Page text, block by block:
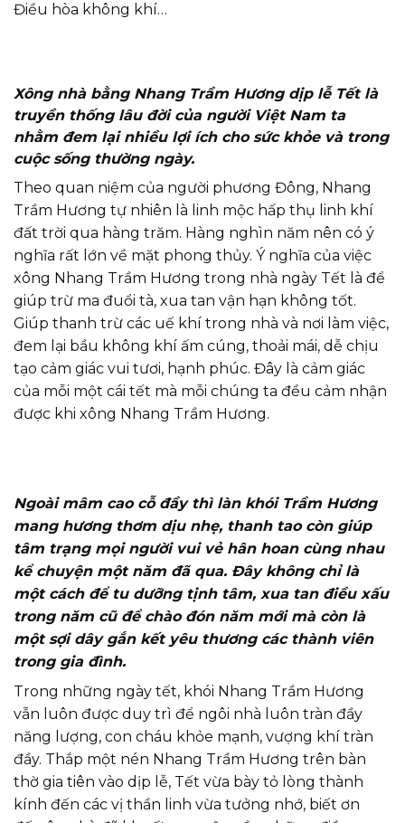
Điều hòa không khí…
Xông nhà bằng Nhang Trầm Hương dịp lễ Tết là
truyền thống lâu đời của người Việt Nam ta
nhằm đem lại nhiều lợi ích cho sức khỏe và trong
cuộc sống thường ngày.
Theo quan niệm của người phương Đông, Nhang
Trầm Hương tự nhiên là linh mộc hấp thụ linh khí
đất trời qua hàng trăm. Hàng nghìn năm nên có ý
nghĩa rất lớn về mặt phong thủy. Ý nghĩa của việc
xông Nhang Trầm Hương trong nhà ngày Tết là để
giúp trừ ma đuổi tà, xua tan vận hạn không tốt.
Giúp thanh trừ các uế khí trong nhà và nơi làm việc,
đem lại bầu không khí ấm cúng, thoải mái, dễ chịu
tạo cảm giác vui tươi, hạnh phúc. Đây là cảm giác
của mỗi một cái tết mà mỗi chúng ta đều cảm nhận
được khi xông Nhang Trầm Hương.
Ngoài mâm cao cỗ đầy thì làn khói Trầm Hương
mang hương thơm dịu nhẹ, thanh tao còn giúp
tâm trạng mọi người vui vẻ hân hoan cùng nhau
kể chuyện một năm đã qua. Đây không chỉ là
một cách để tu dưỡng tịnh tâm, xua tan điều xấu
trong năm cũ để chào đón năm mới mà còn là
một sợi dây gắn kết yêu thương các thành viên
trong gia đình.
Trong những ngày tết, khói Nhang Trầm Hương
vẫn luôn được duy trì để ngôi nhà luôn tràn đầy
năng lượng, con cháu khỏe mạnh, vượng khí tràn
đầy. Thắp một nén Nhang Trầm Hương trên bàn
thờ gia tiên vào dịp lễ, Tết vừa bày tỏ lòng thành
kính đến các vị thần linh vừa tưởng nhớ, biết ơn